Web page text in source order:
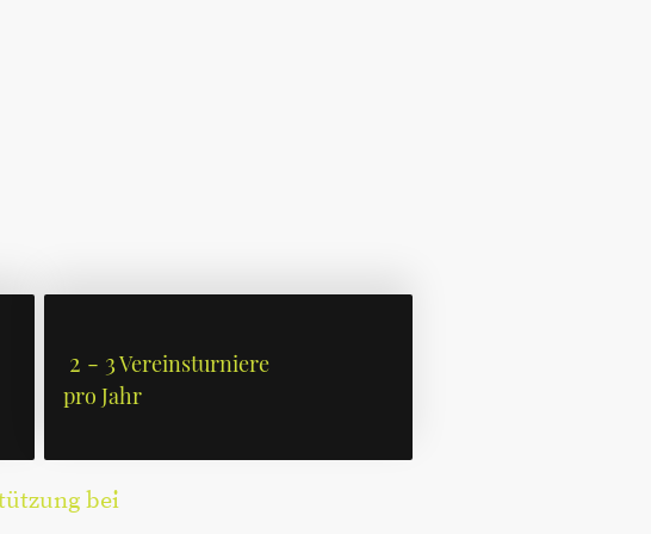
2 - 3Vereinsturniere
pro Jahr
bei